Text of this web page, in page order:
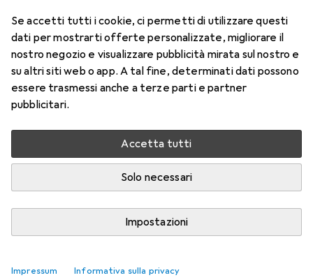
Se accetti tutti i cookie, ci permetti di utilizzare questi
dati per mostrarti offerte personalizzate, migliorare il
nostro negozio e visualizzare pubblicità mirata sul nostro e
su altri siti web o app. A tal fine, determinati dati possono
essere trasmessi anche a terze parti e partner
pubblicitari.
Accetta tutti
Solo necessari
Impostazioni
Impressum Informativa sulla privacy
-0.75, Obiettivo mensile, 6 pz., Torico
Prezzo in EUR IVA incl.
Consegna tra ven, 14/8 e mar, 18/8
Più di 10 pezzi in stock presso il fornitore
Aggiungi al carrello